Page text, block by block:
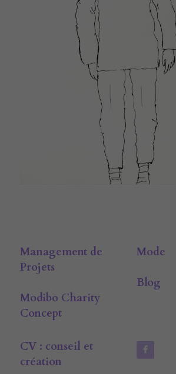
Management de
Projets
Modibo Charity
Concept
Mode
Blog
CV : conseil et
création